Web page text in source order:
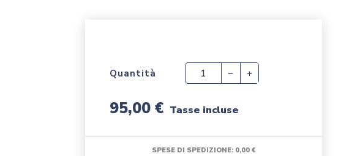
Quantità
95,00 € Tasse incluse
SPESE DI SPEDIZIONE: 0,00 €